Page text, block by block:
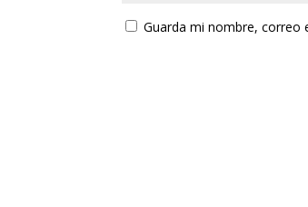
Guarda mi nombre, correo